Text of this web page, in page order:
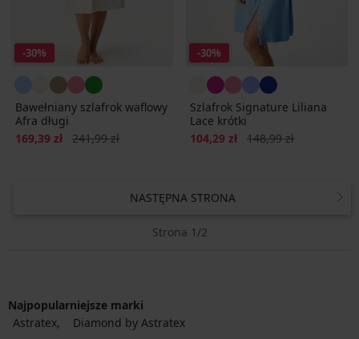
-30%
Bawełniany szlafrok waflowy
Afra długi
Zniżka
169,39 zł Pierwotna cena
241,99 zł
-30%
Szlafrok Signature Liliana
Lace krótki
Zniżka
104,29 zł Pierwotna cena
148,99 zł
NASTĘPNA STRONA
Strona 1/2
Najpopularniejsze marki
Astratex
Diamond by Astratex